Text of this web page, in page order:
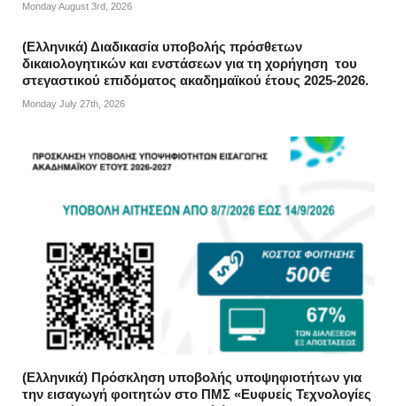
Monday August 3rd, 2026
(Ελληνικά) Διαδικασία υποβολής πρόσθετων
δικαιολογητικών και ενστάσεων για τη χορήγηση του
στεγαστικού επιδόματος ακαδημαϊκού έτους 2025-2026.
Monday July 27th, 2026
(Ελληνικά) Πρόσκληση υποβολής υποψηφιοτήτων για
την εισαγωγή φοιτητών στο ΠΜΣ «Ευφυείς Τεχνολογίες